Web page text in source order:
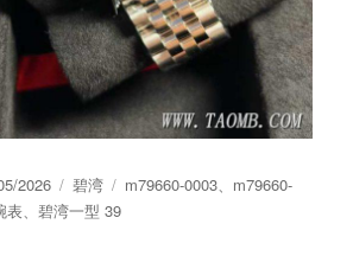
2026
分
类
碧湾
标
m79660-0003、 m79660-
表、碧湾一型 39